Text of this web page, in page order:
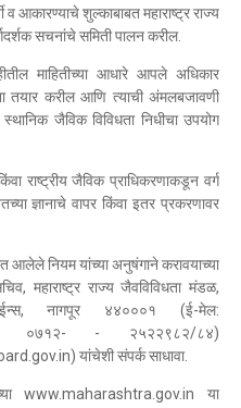
व आकारण्याचे शुल्काबाबत महाराष्ट्र राज्य
सचनांचे समिती पालन करील.
माहितीच्या आधारे आपले अधिकार
तयार करील आणि त्याची अंमलबजावणी
जैविक विविधता निधीचा उपयोग
राष्ट्रीय जैविक प्राधिकरणाकडून वर्ग
ज्ञानाचे वापर किंवा इतर प्रकरणावर
आलेले नियम यांच्या अनुषंगाने करावयाच्या
महाराष्ट्र राज्य जैवविविधता मंडळ,
नागपूर ४४०००१ (ई-मेल:
०७१२- - २५२२९८२/८४)
यांचेशी संपर्क साधावा.
www.maharashtra.gov.in या